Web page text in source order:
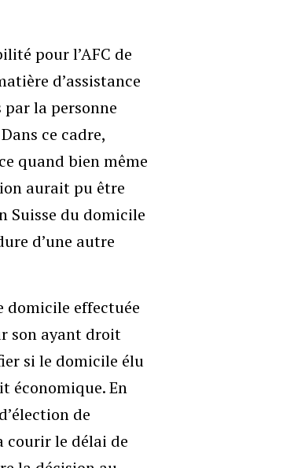
pour l’AFC de
d’assistance
la personne
ce cadre,
quand bien même
aurait pu être
Suisse du domicile
d’une autre
domicile effectuée
son ayant droit
si le domicile élu
économique. En
de
courir le délai de